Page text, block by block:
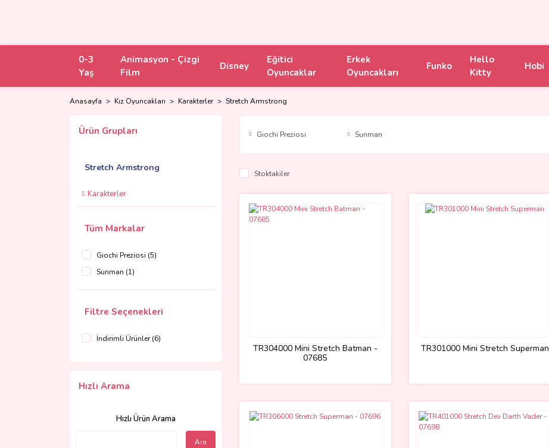
0-3
Yaş
Animasyon - Çizgi
Film
Disney
Eğitici
Oyuncaklar
Erkek
Oyuncakları
Funko
Hello
Kitty
Hobi
Anasayfa Kız Oyuncakları Karakterler Stretch Armstrong
Ürün Grupları
Stretch Armstrong
Karakterler
Tüm Markalar
Giochi Preziosi (5)
Sunman (1)
Filtre Seçenekleri
İndirimli Ürünler (6)
Hızlı Arama
Hızlı Ürün Arama
Ara
Giochi Preziosi Sunman
Stoktakiler
TR304000 Mini Stretch Batman -
07685
TR301000 Mini Stretch Superman